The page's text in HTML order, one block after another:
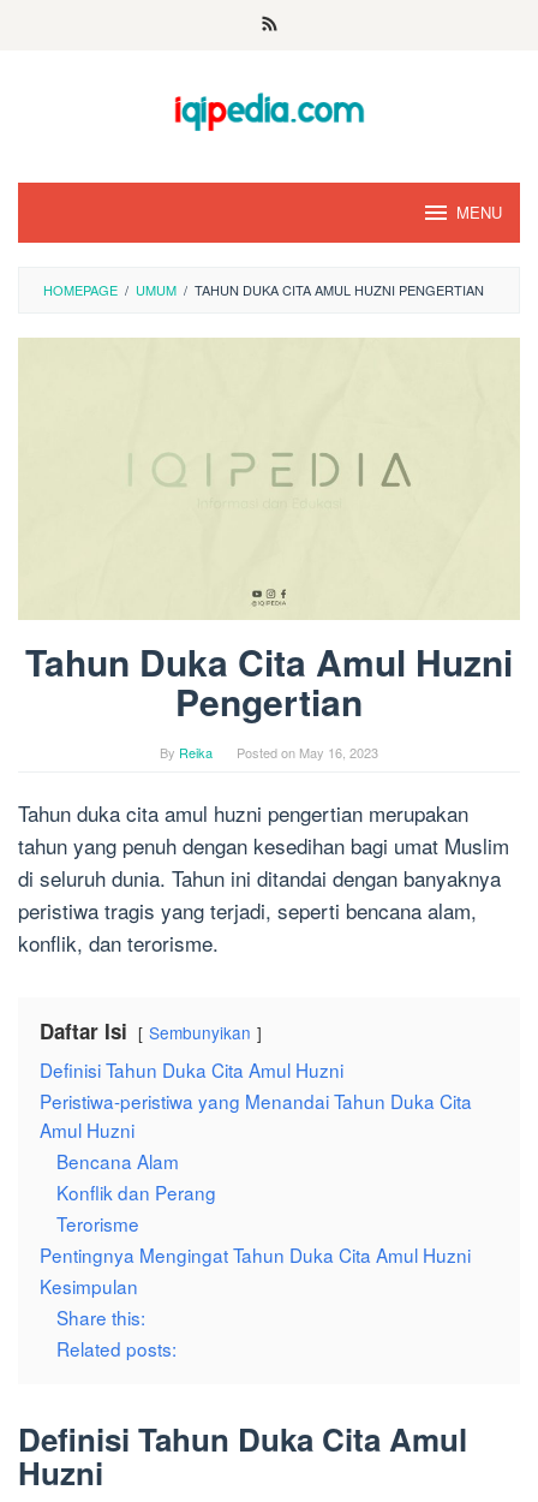
MENU
HOMEPAGE / UMUM / TAHUN DUKA CITA AMUL HUZNI PENGERTIAN
Tahun Duka Cita Amul Huzni
Pengertian
By Reika Posted on May 16, 2023
Tahun duka cita amul huzni pengertian merupakan
tahun yang penuh dengan kesedihan bagi umat Muslim
di seluruh dunia. Tahun ini ditandai dengan banyaknya
peristiwa tragis yang terjadi, seperti bencana alam,
konflik, dan terorisme.
Daftar Isi Sembunyikan
Definisi Tahun Duka Cita Amul Huzni
Peristiwa-peristiwa yang Menandai Tahun Duka Cita
Amul Huzni
Bencana Alam
Konflik dan Perang
Terorisme
Pentingnya Mengingat Tahun Duka Cita Amul Huzni
Kesimpulan
Share this:
Related posts:
Definisi Tahun Duka Cita Amul
Huzni